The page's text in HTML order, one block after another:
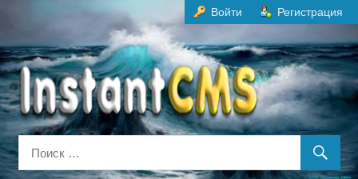
содержанию
Войти Регистрация